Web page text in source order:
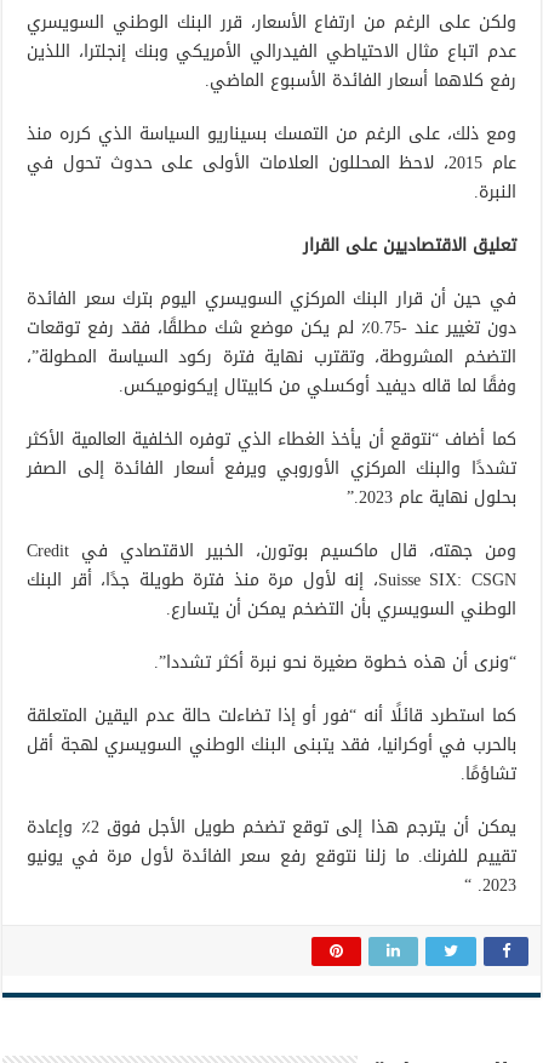
ولكن على الرغم من ارتفاع الأسعار، قرر البنك الوطني السويسري
عدم اتباع مثال الاحتياطي الفيدرالي الأمريكي وبنك إنجلترا، اللذين
رفع كلاهما أسعار الفائدة الأسبوع الماضي.
ومع ذلك، على الرغم من التمسك بسيناريو السياسة الذي كرره منذ
عام 2015، لاحظ المحللون العلامات الأولى على حدوث تحول في
النبرة.
تعليق الاقتصاديين على القرار
في حين أن قرار البنك المركزي السويسري اليوم بترك سعر الفائدة
دون تغيير عند -0.75٪ لم يكن موضع شك مطلقًا، فقد رفع توقعات
التضخم المشروطة، وتقترب نهاية فترة ركود السياسة المطولة”،
وفقًا لما قاله ديفيد أوكسلي من كابيتال إيكونوميكس.
كما أضاف “نتوقع أن يأخذ الغطاء الذي توفره الخلفية العالمية الأكثر
تشددًا والبنك المركزي الأوروبي ويرفع أسعار الفائدة إلى الصفر
بحلول نهاية عام 2023.”
ومن جهته، قال ماكسيم بوتورن، الخبير الاقتصادي في Credit
Suisse SIX: CSGN، إنه لأول مرة منذ فترة طويلة جدًا، أقر البنك
الوطني السويسري بأن التضخم يمكن أن يتسارع.
“ونرى أن هذه خطوة صغيرة نحو نبرة أكثر تشددا”.
كما استطرد قائلًا أنه “فور أو إذا تضاءلت حالة عدم اليقين المتعلقة
بالحرب في أوكرانيا، فقد يتبنى البنك الوطني السويسري لهجة أقل
تشاؤمًا.
يمكن أن يترجم هذا إلى توقع تضخم طويل الأجل فوق 2٪ وإعادة
تقييم للفرنك. ما زلنا نتوقع رفع سعر الفائدة لأول مرة في يونيو
2023. “